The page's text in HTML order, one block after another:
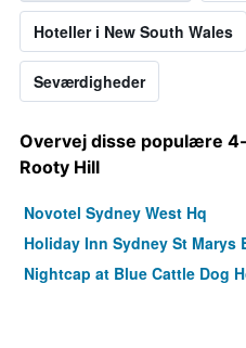
Hoteller i New South Wales
Seværdigheder
Overvej disse populære
Rooty Hill
Novotel Sydney West Hq
Holiday Inn Sydney St Marys
Nightcap at Blue Cattle Dog